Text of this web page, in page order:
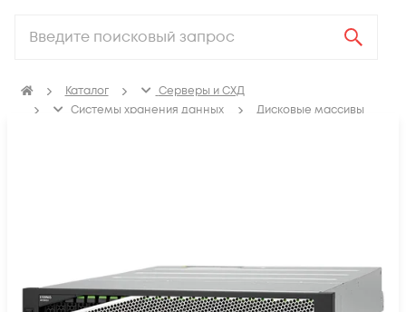
Каталог
Серверы и СХД
Системы хранения данных
Дисковые массивы